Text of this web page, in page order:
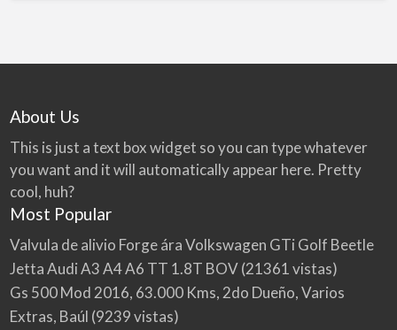
About Us
This is just a text box widget so you can type whatever
you want and it will automatically appear here. Pretty
cool, huh?
Most Popular
Valvula de alivio Forge ára Volkswagen GTi Golf Beetle
Jetta Audi A3 A4 A6 TT 1.8T BOV(21361 vistas)
Gs 500 Mod 2016, 63.000 Kms, 2do Dueño, Varios
Extras, Baúl (9239 vistas)